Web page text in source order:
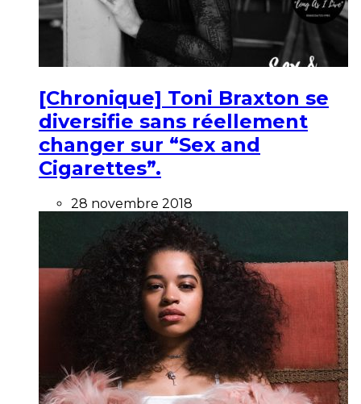
[Chronique] Toni Braxton se
diversifie sans réellement
changer sur “Sex and
Cigarettes”.
28 novembre 2018